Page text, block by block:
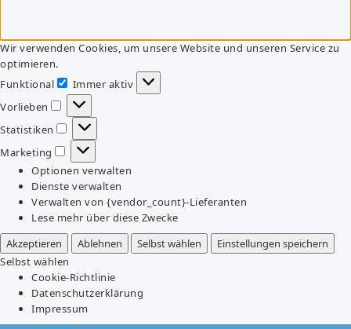
Wir verwenden Cookies, um unsere Website und unseren Service zu
optimieren.
Funktional
Funktional
Immer aktiv
Vorlieben
Vorlieben
Statistiken
Statistiken
Marketing
Marketing
Optionen verwalten
Dienste verwalten
Verwalten von {vendor_count}-Lieferanten
Lese mehr über diese Zwecke
Akzeptieren
Ablehnen Selbst wählen
Einstellungen speichern
Selbst wählen
Cookie-Richtlinie
Datenschutzerklärung
Impressum